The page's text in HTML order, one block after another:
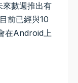
來數週推出有
前已經與10
在Android上